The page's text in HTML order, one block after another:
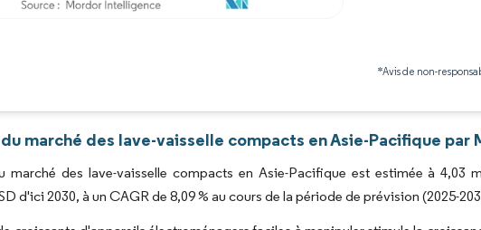
*Avis de non-
marché des lave-vaisselle compacts en Asie-Pacifique
marché des lave-vaisselle compacts en Asie-Pacifique est estimée à 4,03
d'ici 2030, à un CAGR de 8,09 % au cours de la période de prévision (2025-